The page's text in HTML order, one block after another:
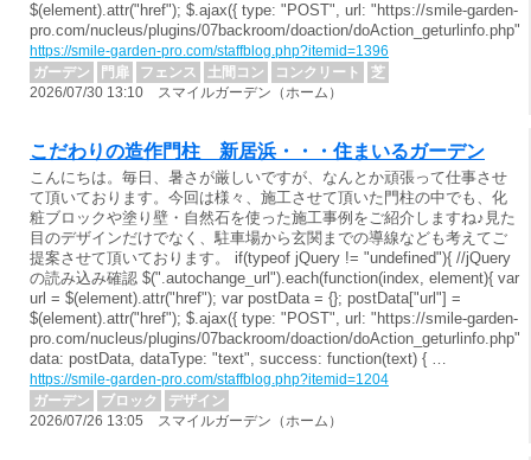
$(element).attr("href"); $.ajax({ type: "POST", url: "https://smile-garden-
pro.com/nucleus/plugins/07backroom/doaction/
https://smile-garden-pro.com/staffblog.php?itemid=1396
ガーデン
門扉 フェンス 土間コン コンクリート
芝
2026/07/30 13:10 スマイルガーデン（ホーム）
こだわりの造作門柱 新居浜・・・住まいるガーデン
こんにちは。毎日、暑さが厳しいですが、なんとか頑張って仕事させ
て頂いております。今回は様々、施工させて頂いた門柱の中でも、化
粧ブロックや塗り壁・自然石を使った施工事例をご紹介しますね♪見た
目のデザインだけでなく、駐車場から玄関までの導線なども考えてご
提案させて頂いております。 if(typeof jQuery != "undefined"){ //jQuery
の読み込み確認 $(".autochange_url").each(function(index, element){ var
url = $(element).attr("href"); var postData = {}; postData["url"] =
$(element).attr("href"); $.ajax({ type: "POST", url: "https://smile-garden-
pro.com/nucleus/plugins/07backroom/doaction/doAction_geturlinfo.php",
data: postData, dataType: "text", success: function(text) { …
https://smile-garden-pro.com/staffblog.php?itemid=1204
ガーデン
ブロック
デザイン
2026/07/26 13:05 スマイルガーデン（ホーム）